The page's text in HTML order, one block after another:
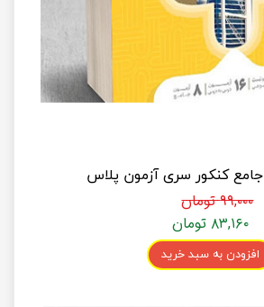
کنکور سری آزمون پلاس
۹۹,۰۰۰ تومان
۸۳,۱۶۰ تومان
افزودن به سبد خرید